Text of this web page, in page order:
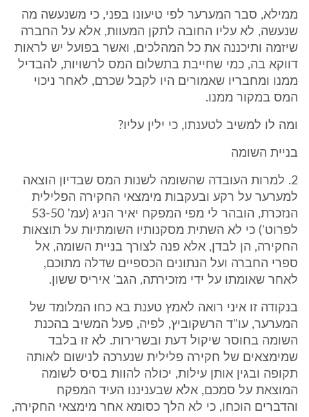
ממילא, סבר המערער לפי טיעונו בפני, כי משנעשה מה
שנעשה, לא עליו החובה לתקן המעוות, אלא על החברה
שיזמה ותיכננה את כל המהלכים, ואשר בפועל יש לראות
דווקא בה, כמי שחייבת בתשלום המס לרשויות, להבדיל
ממנו ומחבריו שאמורים היו לקבל שכרם, לאחר ניכוי
המס במקור ממנו.
ומה לו למשיב לטענתו, כי ילין עליו?
בניית השומה
2. למרות העובדה שהשומה לשנות המס שבדיון הוצאה
למערער על רקע ובעקבות מימצאי החקירה הפלילית
הנזכרת, הובהר לי מפי המפקח יאיר הניג (עמ' 53-50
לפרוט') כי לא השתית מסקנותיו השומתיות על תוצאות
החקירה, הן לבדן, אלא פנה לצורך בניית השומה, אל
ספרי החברה ועל הנתונים הכספיים שדלה מתוכם,
לאחר שאומתו על ידי מזכירתה, הגב' איריס ששון.
בנקודה זו איני רואה לאמץ טענת בא כחו המלומד של
המערער, עו"ד הרשקוביץ, לפיה, פעל המשיב בהכנת
השומה בחוסר שיקול דעת ובשרירות. לא זו בלבד
שמימצאים של חקירה פלילית שנערכה לנישום לאותה
תקופה ובגין אותן עילות, יכולה להוות בסיס לשומה
המוצאת על סמכם, אלא שבעניננו העיד המפקח
והדברים הוכחו, כי לא הלך כסומא אחר מימצאי החקירה,